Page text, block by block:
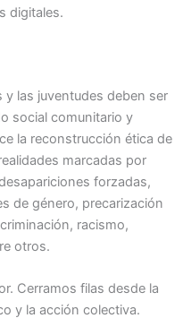
digitales.
y las juventudes deben ser
social comunitario y
la reconstrucción ética de
marcadas por
forzadas,
de género, precarización
racismo,
otros.
Cerramos filas desde la
y la acción colectiva.